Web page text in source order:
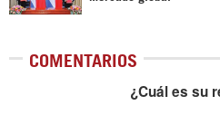
COMENTARIOS